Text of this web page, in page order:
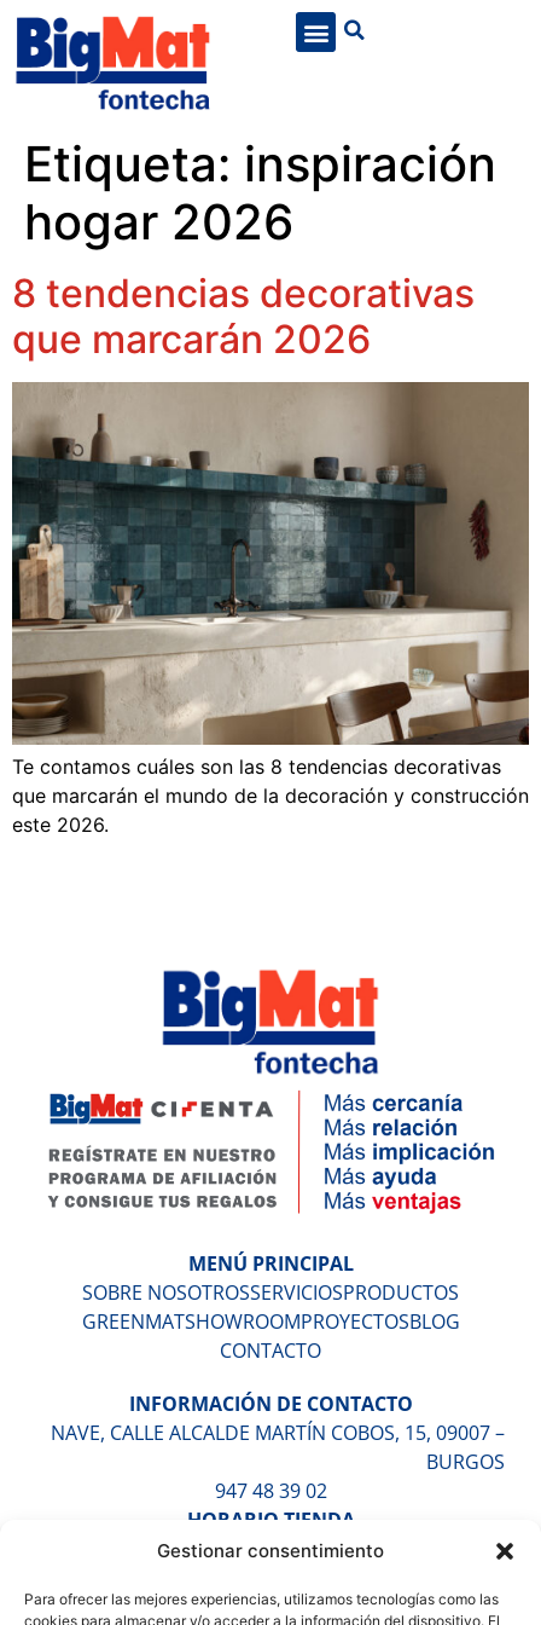
Gestionar consentimiento
Para ofrecer las mejores experiencias, utilizamos tecnologías como las
cookies para almacenar y/o acceder a la información del dispositivo. El
Etiqueta: inspiración
hogar 2026
8 tendencias decorativas
que marcarán 2026
Te contamos cuáles son las 8 tendencias decorativas
que marcarán el mundo de la decoración y construcción
este 2026.
MENÚ PRINCIPAL
SOBRE NOSOTROSSERVICIOSPRODUCTOS
GREENMATSHOWROOMPROYECTOSBLOG
CONTACTO
INFORMACIÓN DE CONTACTO
NAVE, CALLE ALCALDE MARTÍN COBOS, 15, 09007 –
BURGOS
947 48 39 02
HORARIO TIENDA
LUNES A VIERNES DE 9:30H A 13:30H Y DE 16:30H A
SÁBADOS DE 10:00H A 14:00H (CITA PREVIA)